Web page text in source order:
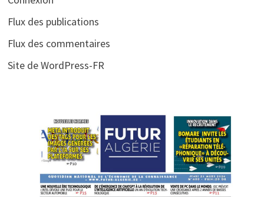
Flux des publications
Flux des commentaires
Site de WordPress-FR